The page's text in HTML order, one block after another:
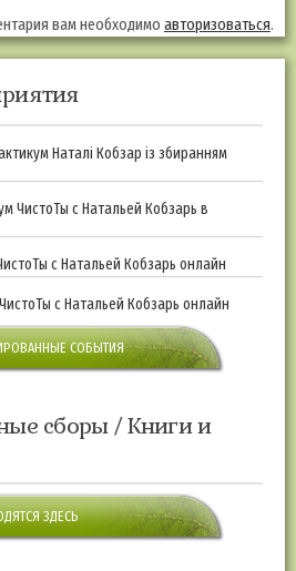
вам необходимо авторизоваться.
Наталі Кобзар із збиранням
ЧистоТы с Натальей Кобзарь в
с Натальей Кобзарь онлайн
с Натальей Кобзарь онлайн
СОБЫТИЯ
сборы / Книги и
ЗДЕСЬ